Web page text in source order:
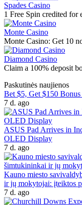
Spades Casino
1 Free Spin credited for
Monte Casino
Monte Casino: Get 10
Diamond Casino
Claim a 100% deposit
Paskutinės naujienos
Bet $5, Get $150
7 d. ago
ASUS Pad Arrives in
OLED Display
7 d. ago
Kauno miesto
ir jų mokytojai: įteiktos
7 d. ago